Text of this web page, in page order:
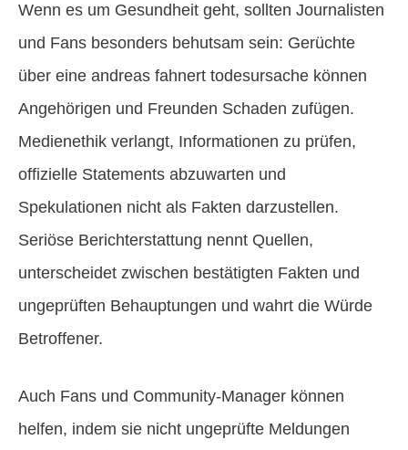
Wenn es um Gesundheit geht, sollten Journalisten
und Fans besonders behutsam sein: Gerüchte
über eine andreas fahnert todesursache können
Angehörigen und Freunden Schaden zufügen.
Medienethik verlangt, Informationen zu prüfen,
offizielle Statements abzuwarten und
Spekulationen nicht als Fakten darzustellen.
Seriöse Berichterstattung nennt Quellen,
unterscheidet zwischen bestätigten Fakten und
ungeprüften Behauptungen und wahrt die Würde
Betroffener.
Auch Fans und Community-Manager können
helfen, indem sie nicht ungeprüfte Meldungen